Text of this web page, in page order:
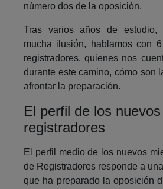
número dos de la oposición.
Tras varios años de estudio,
mucha ilusión, hablamos con
registradores, quienes nos
durante este camino, cómo son
afrontar la preparación.
El perfil de los nuevos
registradores
El perfil medio de los nuevos
de Registradores responde a
que ha preparado la oposición